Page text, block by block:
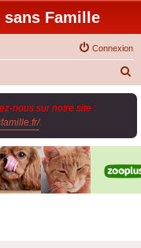
sans Famille
Connexion
e
r
nous sur notre site :
.